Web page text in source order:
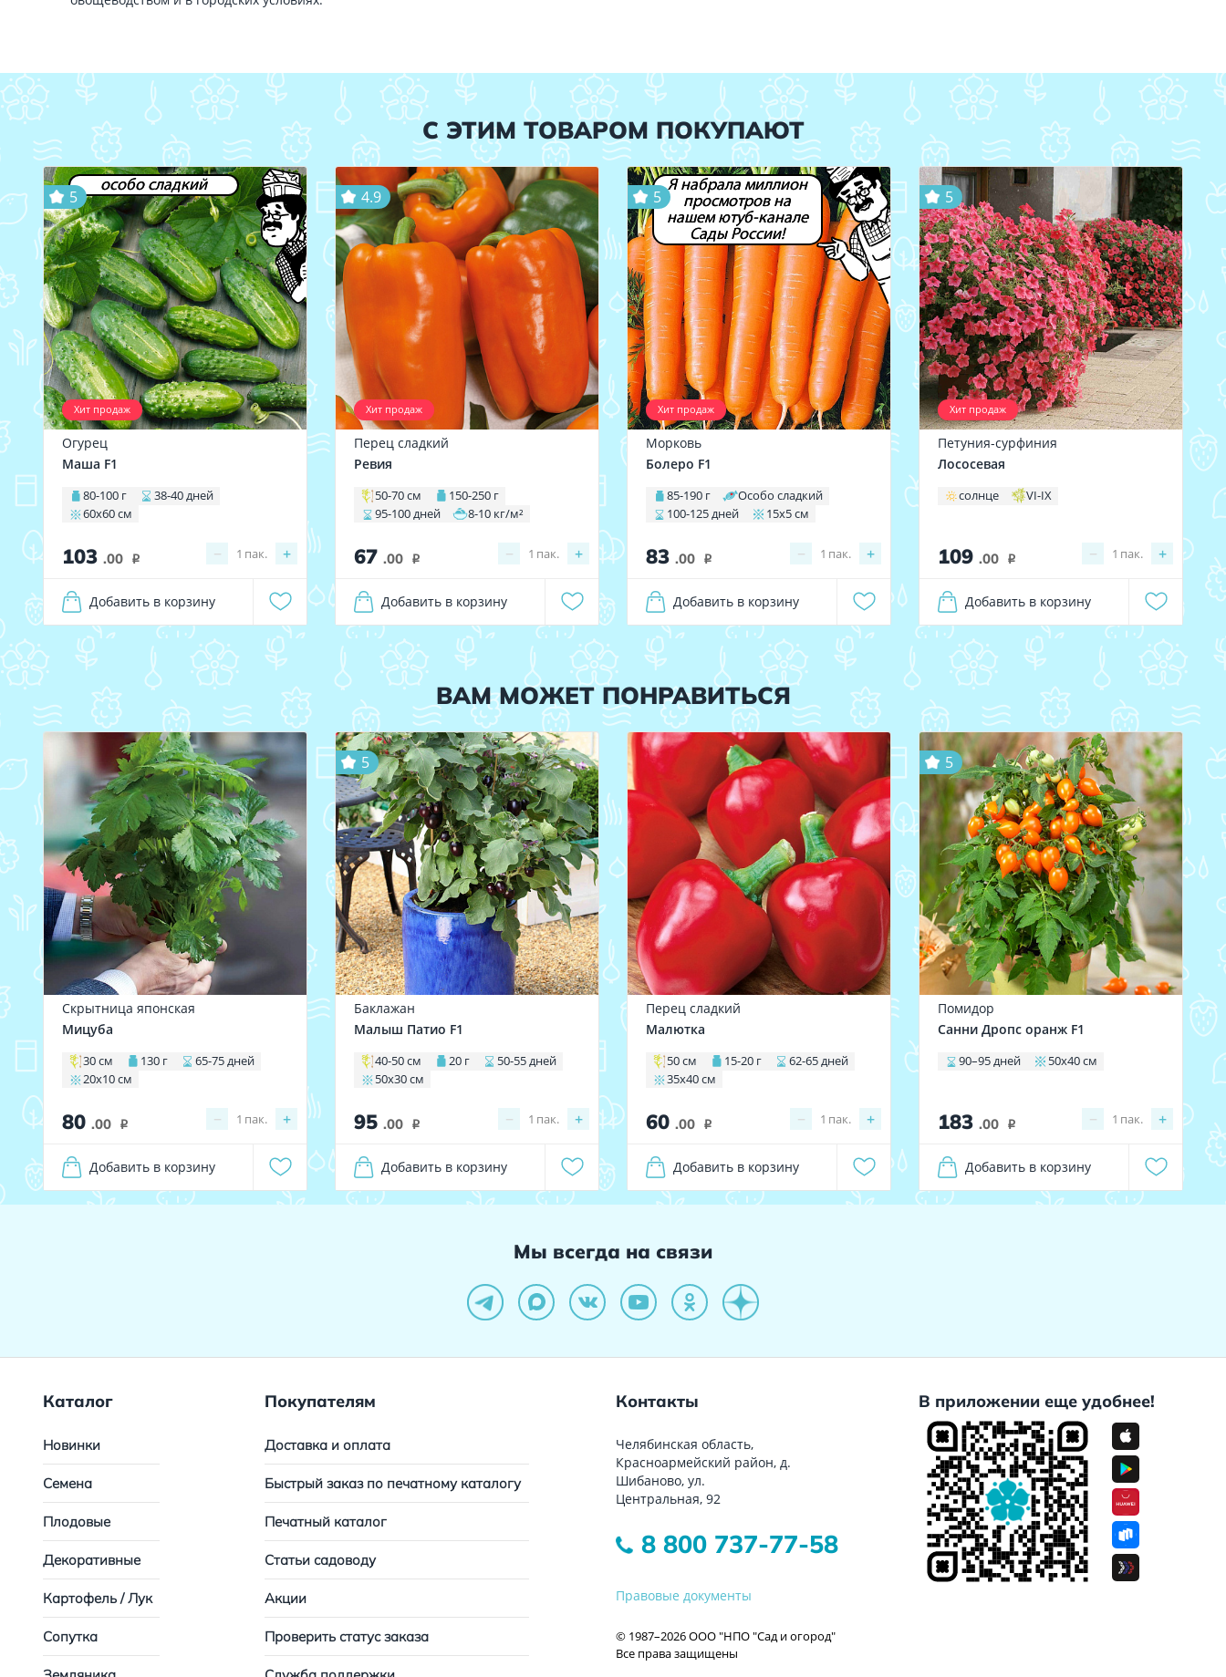
С ЭТИМ ТОВАРОМ ПОКУПАЮТ
особо сладкий
Хит продаж
5
Огурец
Маша F1
80-100 г
38-40 дней
60х60 см
103 .00 i − +
1 пак.
Добавить в корзину
Хит продаж
4.9
Перец сладкий
Ревия
50-70 см
150-250 г
95-100 дней
8-10 кг/м²
67 .00 i − +
1 пак.
Добавить в корзину
Я набрала миллион
просмотров на
нашем ютуб-канале
Сады России!
Хит продаж
5
Морковь
Болеро F1
85-190 г
Особо сладкий
100-125 дней
15х5 см
83 .00 i − +
1 пак.
Добавить в корзину
Хит продаж
5
Петуния-сурфиния
Лососевая
солнце VI-IX
109 .00 i − +
1 пак.
Добавить в корзину
ВАМ МОЖЕТ ПОНРАВИТЬСЯ
Скрытница японская
Мицуба
30 см 130 г
65-75 дней
20х10 см
80 .00 i − +
1 пак.
Добавить в корзину
5
Баклажан
Малыш Патио F1
40-50 см 20 г
50-55 дней
50х30 см
95 .00 i − +
1 пак.
Добавить в корзину
Перец сладкий
Малютка
50 см 15-20 г
62-65 дней
35х40 см
60 .00 i − +
1 пак.
Добавить в корзину
5
Помидор
Санни Дропс оранж F1
90–95 дней 50х40 см
183 .00 i − +
1 пак.
Добавить в корзину
Мы всегда на связи
Каталог
Новинки
Семена
Плодовые
Декоративные
Картофель / Лук
Сопутка
Покупателям
Доставка и оплата
Быстрый заказ по печатному каталогу
Печатный каталог
Статьи садоводу
Акции
Проверить статус заказа
Контакты
Челябинская область,
Красноармейский район, д.
Шибаново, ул.
Центральная, 92
8 800 737-77-58
Правовые документы
© 1987–2026 ООО "НПО "Сад и огород"
Все права защищены
В приложении еще удобнее!